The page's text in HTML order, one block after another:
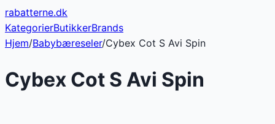
rabatterne.dk
KategorierButikkerBrands
Hjem/Babybæreseler/Cybex Cot S Avi Spin
Cybex Cot S Avi Spin